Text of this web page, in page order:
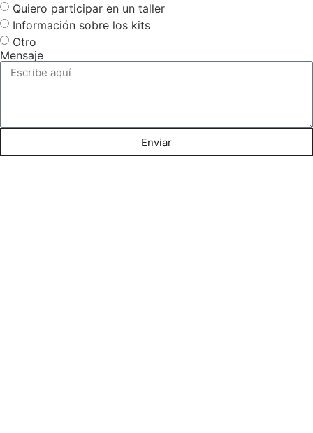
Quiero participar en un taller
Información sobre los kits
Otro
Mensaje
Enviar